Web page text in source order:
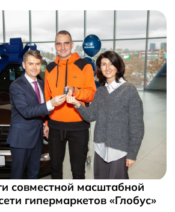
совместной масштабной
гипермаркетов «Глобус»